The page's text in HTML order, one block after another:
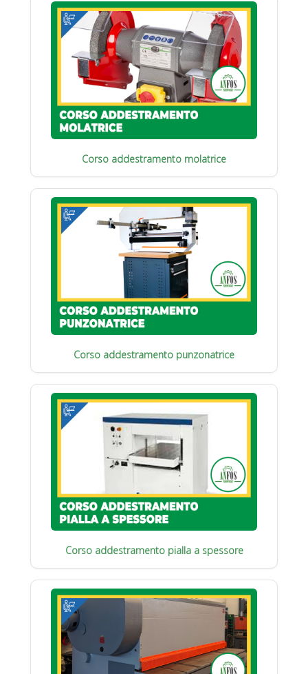
Corso addestramento molatrice
Corso addestramento punzonatrice
Corso addestramento pialla a spessore